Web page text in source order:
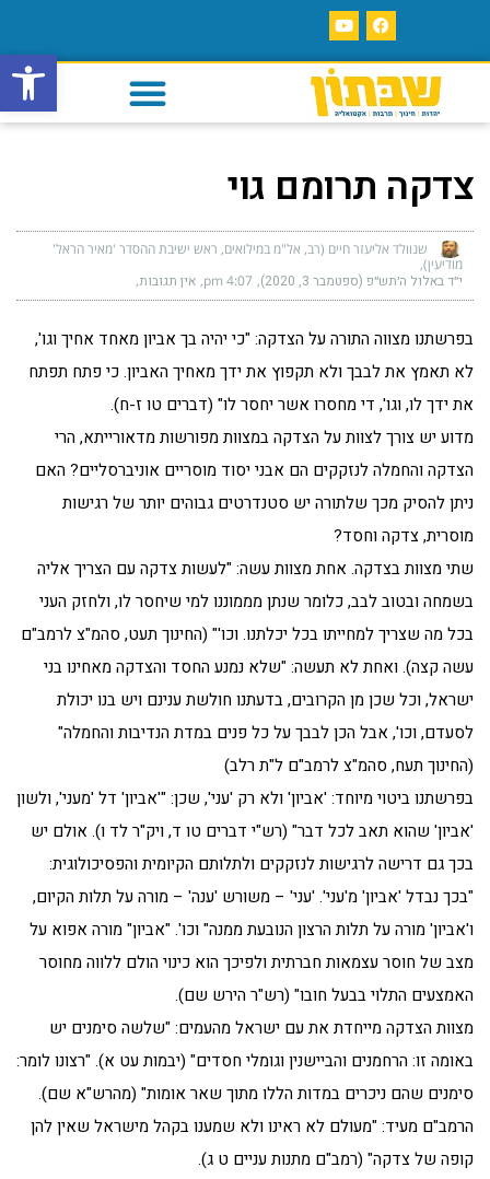
פתח
צדקה תרומם גוי
שנוולד אליעזר חיים (רב, אל"מ במילואים, ראש ישיבת ההסדר 'מאיר הראל'
מודיעין)
י״ד באלול ה׳תש״פ (ספטמבר 3, 2020) 4:07 pm אין תגובות
בפרשתנו מצווה התורה על הצדקה: "כי יהיה בך אביון מאחד אחיך וגו',
לא תאמץ את לבבך ולא תקפוץ את ידך מאחיך האביון. כי פתח תפתח
את ידך לו, וגו', די מחסרו אשר יחסר לו" (דברים טו ז-ח).
מדוע יש צורך לצוות על הצדקה במצוות מפורשות מדאורייתא, הרי
הצדקה והחמלה לנזקקים הם אבני יסוד מוסריים אוניברסליים? האם
ניתן להסיק מכך שלתורה יש סטנדרטים גבוהים יותר של רגישות
מוסרית, צדקה וחסד?
שתי מצוות בצדקה. אחת מצוות עשה: "לעשות צדקה עם הצריך אליה
בשמחה ובטוב לבב, כלומר שנתן מממוננו למי שיחסר לו, ולחזק העני
בכל מה שצריך למחייתו בכל יכלתנו. וכו'" (החינוך תעט, סהמ"צ לרמב"ם
עשה קצה). ואחת לא תעשה: "שלא נמנע החסד והצדקה מאחינו בני
ישראל, וכל שכן מן הקרובים, בדעתנו חולשת ענינם ויש בנו יכולת
לסעדם, וכו', אבל הכן לבבך על כל פנים במדת הנדיבות והחמלה"
(החינוך תעח, סהמ"צ לרמב"ם ל"ת רלב)
בפרשתנו ביטוי מיוחד: 'אביון' ולא רק 'עני', שכן: "'אביון' דל 'מעני', ולשון
'אביון' שהוא תאב לכל דבר" (רש"י דברים טו ד, ויק"ר לד ו). אולם יש
בכך גם דרישה לרגישות לנזקקים ולתלותם הקיומית והפסיכולוגית:
"בכך נבדל 'אביון' מ'עני'. 'עני' – משורש 'ענה' – מורה על תלות הקיום,
ו'אביון' מורה על תלות הרצון הנובעת ממנה" וכו'. "אביון" מורה אפוא על
מצב של חוסר עצמאות חברתית ולפיכך הוא כינוי הולם ללווה מחוסר
האמצעים התלוי בבעל חובו" (רש"ר הירש שם).
מצוות הצדקה מייחדת את עם ישראל מהעמים: "שלשה סימנים יש
באומה זו: הרחמנים והביישנין וגומלי חסדים" (יבמות עט א). "רצונו לומר:
סימנים שהם ניכרים במדות הללו מתוך שאר אומות" (מהרש"א שם).
הרמב"ם מעיד: "מעולם לא ראינו ולא שמענו בקהל מישראל שאין להן
קופה של צדקה" (רמב"ם מתנות עניים ט ג).